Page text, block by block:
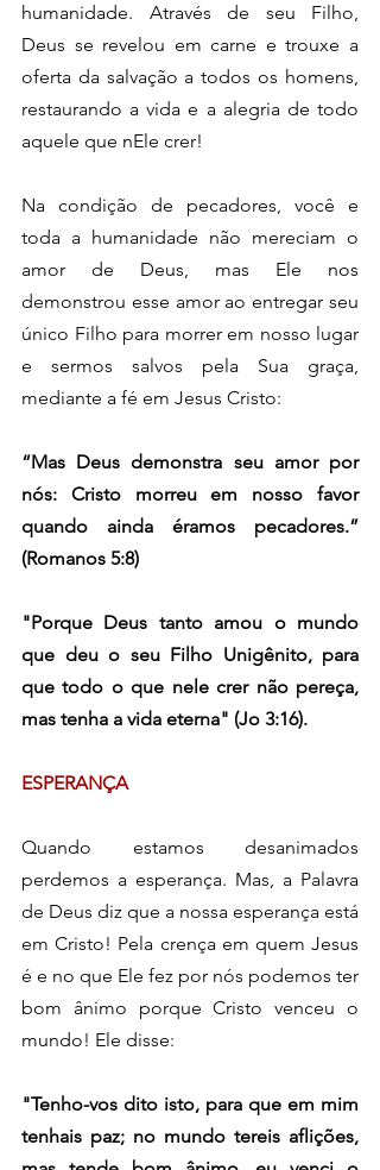
humanidade. Através de seu Filho,
Deus se revelou em carne e trouxe a
oferta da salvação a todos os homens,
restaurando a vida e a alegria de todo
aquele que nEle crer!
Na condição de pecadores, você e
toda a humanidade não mereciam o
amor de Deus, mas Ele nos
demonstrou esse amor ao entregar seu
único Filho para morrer em nosso lugar
e sermos salvos pela Sua graça,
mediante a fé em Jesus Cristo:
“Mas Deus demonstra seu amor por
nós: Cristo morreu em nosso favor
quando ainda éramos pecadores.”
(Romanos 5:8)
"Porque Deus tanto amou o mundo
que deu o seu Filho Unigênito, para
que todo o que nele crer não pereça,
mas tenha a vida eterna" (Jo 3:16).
ESPERANÇA
Quando estamos desanimados
perdemos a esperança. Mas, a Palavra
de Deus diz que a nossa esperança está
em Cristo! Pela crença em quem Jesus
é e no que Ele fez por nós podemos ter
bom ânimo porque Cristo venceu o
mundo! Ele disse:
"Tenho-vos dito isto, para que em mim
tenhais paz; no mundo tereis aflições,